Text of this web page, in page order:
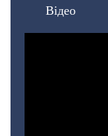
Відео